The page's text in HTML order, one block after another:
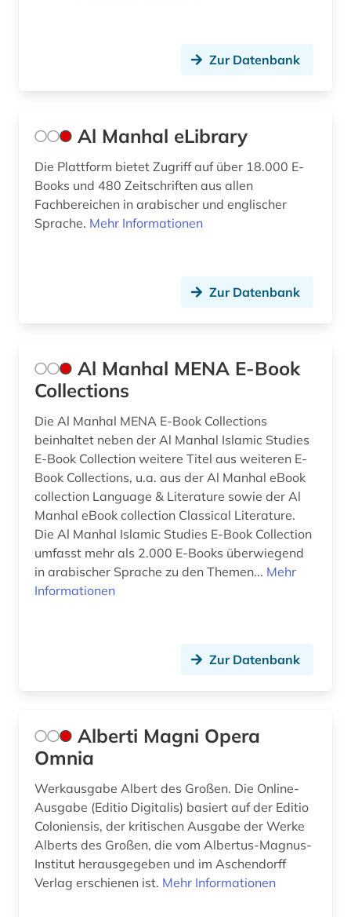
evangelische landeskirche in baden (1)
evangelische religion (1)
evangelische theologie (2)
evangelischer gottesdienst (1)
exegese (2)
extremismus (2)
fachterminologie (1)
fachübergreifend (1)
fibel (1)
fid altertumswissenschaften - propylaeum (2)
fid asien (5)
fid jüdische studien (3)
fid lateinamerika (2)
fid ost-, ostmittel- und südosteuropa (3)
fid religionswissenschaft (2)
fid religionswissenschaft (1)
fid theologie (2)
Zur Datenbank
Al Manhal eLibrary
Die Plattform bietet Zugriff auf über 18.000 E-
Books und 480 Zeitschriften aus allen
Fachbereichen in arabischer und englischer
Sprache. Mehr Informationen
Zur Datenbank
Al Manhal MENA E-Book
Collections
Die Al Manhal MENA E-Book Collections
beinhaltet neben der Al Manhal Islamic Studies
E-Book Collection weitere Titel aus weiteren E-
Book Collections, u.a. aus der Al Manhal eBook
collection Language & Literature sowie der Al
Manhal eBook collection Classical Literature.
Die Al Manhal Islamic Studies E-Book Collection
umfasst mehr als 2.000 E-Books überwiegend
in arabischer Sprache zu den Themen... Mehr
Informationen
Zur Datenbank
Alberti Magni Opera
Omnia
Werkausgabe Albert des Großen. Die Online-
Ausgabe (Editio Digitalis) basiert auf der Editio
Coloniensis, der kritischen Ausgabe der Werke
Alberts des Großen, die vom Albertus-Magnus-
Institut herausgegeben und im Aschendorff
Verlag erschienen ist. Mehr Informationen